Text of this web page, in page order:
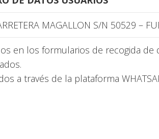
MAGALLON S/N 50529 –
en los formularios de recogida de
a través de la plataforma